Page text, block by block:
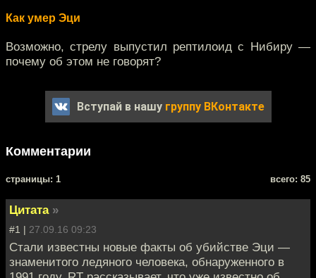
Как умер Эци
Возможно, стрелу выпустил рептилоид с Нибиру —
почему об этом не говорят?
Вступай в нашу группу ВКонтакте
Комментарии
cтраницы: 1 всего: 85
Цитата »
#1 | 27.09.16 09:23
Стали известны новые факты об убийстве Эци —
знаменитого ледяного человека, обнаруженного в